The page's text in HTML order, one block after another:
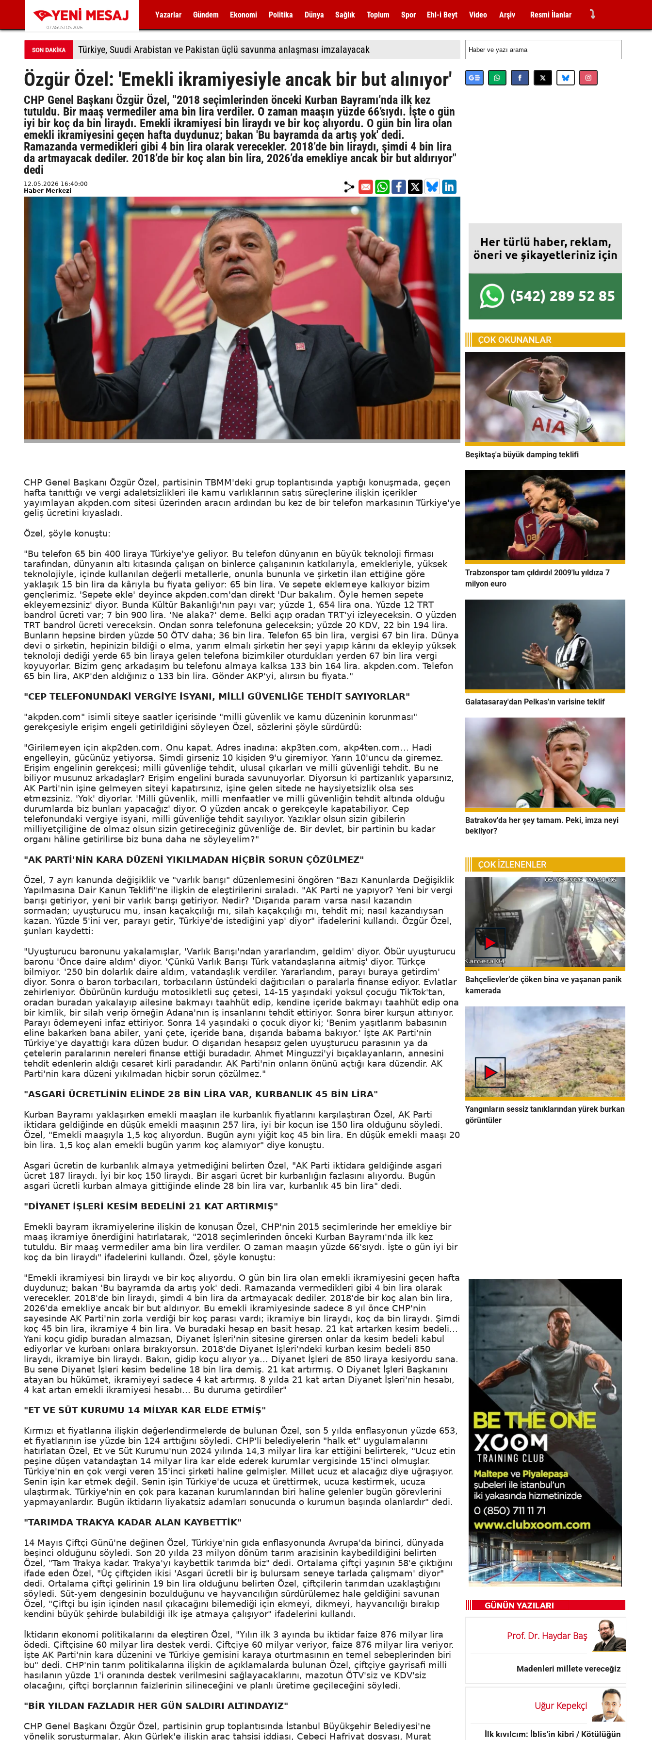
07 AĞUSTOS 2026
Yazarlar Gündem Ekonomi Politika Dünya Sağlık Toplum Spor Ehl-i Beyt Video Arşiv Resmi İlanlar ⤵
Türkiye, Suudi Arabistan ve Pakistan üçlü savunma anlaşması imzalayacak
Özgür Özel: 'Emekli ikramiyesiyle ancak bir but alınıyor'
CHP Genel Başkanı Özgür Özel, "2018 seçimlerinden önceki Kurban Bayramı’nda ilk kez
tutuldu. Bir maaş vermediler ama bin lira verdiler. O zaman maaşın yüzde 66’sıydı. İşte o gün
iyi bir koç da bin liraydı. Emekli ikramiyesi bin liraydı ve bir koç alıyordu. O gün bin lira olan
emekli ikramiyesini geçen hafta duydunuz; bakan 'Bu bayramda da artış yok' dedi.
Ramazanda vermedikleri gibi 4 bin lira olarak verecekler. 2018’de bin liraydı, şimdi 4 bin lira
da artmayacak dediler. 2018’de bir koç alan bin lira, 2026’da emekliye ancak bir but aldırıyor"
dedi
12.05.2026 16:40:00
Haber Merkezi
CHP Genel Başkanı Özgür Özel, partisinin TBMM'deki grup toplantısında yaptığı konuşmada, geçen
hafta tanıttığı ve vergi adaletsizlikleri ile kamu varlıklarının satış süreçlerine ilişkin içerikler
yayımlayan akpden.com sitesi üzerinden aracın ardından bu kez de bir telefon markasının Türkiye'ye
geliş ücretini kıyasladı.
Özel, şöyle konuştu:
"Bu telefon 65 bin 400 liraya Türkiye'ye geliyor. Bu telefon dünyanın en büyük teknoloji firması
tarafından, dünyanın altı kıtasında çalışan on binlerce çalışanının katkılarıyla, emekleriyle, yüksek
teknolojiyle, içinde kullanılan değerli metallerle, onunla bununla ve şirketin ilan ettiğine göre
yaklaşık 15 bin lira da kârıyla bu fiyata geliyor: 65 bin lira. Ve sepete eklemeye kalkıyor bizim
gençlerimiz. 'Sepete ekle' deyince akpden.com'dan direkt 'Dur bakalım. Öyle hemen sepete
ekleyemezsiniz' diyor. Bunda Kültür Bakanlığı'nın payı var; yüzde 1, 654 lira ona. Yüzde 12 TRT
bandrol ücreti var; 7 bin 900 lira. 'Ne alaka?' deme. Belki açıp oradan TRT'yi izleyeceksin. O yüzden
TRT bandrol ücreti vereceksin. Ondan sonra telefonuna geleceksin; yüzde 20 KDV, 22 bin 194 lira.
Bunların hepsine birden yüzde 50 ÖTV daha; 36 bin lira. Telefon 65 bin lira, vergisi 67 bin lira. Dünya
devi o şirketin, hepinizin bildiği o elma, yarım elmalı şirketin her şeyi yapıp kârını da ekleyip yüksek
teknoloji dediği yerde 65 bin liraya gelen telefona bizimkiler oturdukları yerden 67 bin lira vergi
koyuyorlar. Bizim genç arkadaşım bu telefonu almaya kalksa 133 bin 164 lira. akpden.com. Telefon
65 bin lira, AKP'den aldığınız o 133 bin lira. Gönder AKP'yi, alırsın bu fiyata."
"CEP TELEFONUNDAKİ VERGİYE İSYANI, MİLLİ GÜVENLİĞE TEHDİT SAYIYORLAR"
"akpden.com" isimli siteye saatler içerisinde "milli güvenlik ve kamu düzeninin korunması"
gerekçesiyle erişim engeli getirildiğini söyleyen Özel, sözlerini şöyle sürdürdü:
"Girilemeyen için akp2den.com. Onu kapat. Adres inadına: akp3ten.com, akp4ten.com... Hadi
engelleyin, gücünüz yetiyorsa. Şimdi girseniz 10 kişiden 9'u giremiyor. Yarın 10'uncu da giremez.
Erişim engelinin gerekçesi; milli güvenliğe tehdit, ulusal çıkarları ve milli güvenliği tehdit. Bu ne
biliyor musunuz arkadaşlar? Erişim engelini burada savunuyorlar. Diyorsun ki partizanlık yaparsınız,
AK Parti'nin işine gelmeyen siteyi kapatırsınız, işine gelen sitede ne haysiyetsizlik olsa ses
etmezsiniz. 'Yok' diyorlar. 'Milli güvenlik, milli menfaatler ve milli güvenliğin tehdit altında olduğu
durumlarda biz bunları yapacağız' diyor. O yüzden ancak o gerekçeyle kapatabiliyor. Cep
telefonundaki vergiye isyani, milli güvenliğe tehdit sayılıyor. Yazıklar olsun sizin gibilerin
milliyetçiliğine de olmaz olsun sizin getireceğiniz güvenliğe de. Bir devlet, bir partinin bu kadar
organı hâline getirilirse biz buna daha ne söyleyelim?"
"AK PARTİ'NİN KARA DÜZENİ YIKILMADAN HİÇBİR SORUN ÇÖZÜLMEZ"
Özel, 7 ayrı kanunda değişiklik ve "varlık barışı" düzenlemesini öngören "Bazı Kanunlarda Değişiklik
Yapılmasına Dair Kanun Teklifi"ne ilişkin de eleştirilerini sıraladı. "AK Parti ne yapıyor? Yeni bir vergi
barışı getiriyor, yeni bir varlık barışı getiriyor. Nedir? 'Dışarıda param varsa nasıl kazandın
sormadan; uyuşturucu mu, insan kaçakçılığı mı, silah kaçakçılığı mı, tehdit mi; nasıl kazandıysan
kazan. Yüzde 5'ini ver, parayı getir, Türkiye'de istediğini yap' diyor" ifadelerini kullandı. Özgür Özel,
şunları kaydetti:
"Uyuşturucu baronunu yakalamışlar, 'Varlık Barışı'ndan yararlandım, geldim' diyor. Öbür uyuşturucu
baronu 'Önce daire aldım' diyor. 'Çünkü Varlık Barışı Türk vatandaşlarına aitmiş' diyor. Türkçe
bilmiyor. '250 bin dolarlık daire aldım, vatandaşlık verdiler. Yararlandım, parayı buraya getirdim'
diyor. Sonra o baron torbacıları, torbacıların üstündeki dağıtıcıları o paralarla finanse ediyor. Evlatlar
zehirleniyor. Öbürünün kurduğu motosikletli suç çetesi, 14-15 yaşındaki yoksul çocuğu TikTok'tan,
oradan buradan yakalayıp ailesine bakmayı taahhüt edip, kendine içeride bakmayı taahhüt edip ona
bir kimlik, bir silah verip örneğin Adana'nın iş insanlarını tehdit ettiriyor. Sonra birer kurşun attırıyor.
Parayı ödemeyeni infaz ettiriyor. Sonra 14 yaşındaki o çocuk diyor ki; 'Benim yaşıtlarım babasının
eline bakarken bana abiler, yani çete, içeride bana, dışarıda babama bakıyor.' İşte AK Parti'nin
Türkiye'ye dayattığı kara düzen budur. O dışarıdan hesapsız gelen uyuşturucu parasının ya da
çetelerin paralarının nereleri finanse ettiği buradadır. Ahmet Minguzzi'yi bıçaklayanların, annesini
tehdit edenlerin aldığı cesaret kirli paradandır. AK Parti'nin onların önünü açtığı kara düzendir. AK
Parti'nin kara düzeni yıkılmadan hiçbir sorun çözülmez."
"ASGARİ ÜCRETLİNİN ELİNDE 28 BİN LİRA VAR, KURBANLIK 45 BİN LİRA"
Kurban Bayramı yaklaşırken emekli maaşları ile kurbanlık fiyatlarını karşılaştıran Özel, AK Parti
iktidara geldiğinde en düşük emekli maaşının 257 lira, iyi bir koçun ise 150 lira olduğunu söyledi.
Özel, "Emekli maaşıyla 1,5 koç alıyordun. Bugün aynı yiğit koç 45 bin lira. En düşük emekli maaşı 20
bin lira. 1,5 koç alan emekli bugün yarım koç alamıyor" diye konuştu.
Asgari ücretin de kurbanlık almaya yetmediğini belirten Özel, "AK Parti iktidara geldiğinde asgari
ücret 187 liraydı. İyi bir koç 150 liraydı. Bir asgari ücret bir kurbanlığın fazlasını alıyordu. Bugün
asgari ücretli kurban almaya gittiğinde elinde 28 bin lira var, kurbanlık 45 bin lira" dedi.
"DİYANET İŞLERİ KESİM BEDELİNİ 21 KAT ARTIRMIŞ"
Emekli bayram ikramiyelerine ilişkin de konuşan Özel, CHP'nin 2015 seçimlerinde her emekliye bir
maaş ikramiye önerdiğini hatırlatarak, "2018 seçimlerinden önceki Kurban Bayramı'nda ilk kez
tutuldu. Bir maaş vermediler ama bin lira verdiler. O zaman maaşın yüzde 66'sıydı. İşte o gün iyi bir
koç da bin liraydı" ifadelerini kullandı. Özel, şöyle konuştu:
"Emekli ikramiyesi bin liraydı ve bir koç alıyordu. O gün bin lira olan emekli ikramiyesini geçen hafta
duydunuz; bakan 'Bu bayramda da artış yok' dedi. Ramazanda vermedikleri gibi 4 bin lira olarak
verecekler. 2018'de bin liraydı, şimdi 4 bin lira da artmayacak dediler. 2018'de bir koç alan bin lira,
2026'da emekliye ancak bir but aldırıyor. Bu emekli ikramiyesinde sadece 8 yıl önce CHP'nin
sayesinde AK Parti'nin zorla verdiği bir koç parası vardı; ikramiye bin liraydı, koç da bin liraydı. Şimdi
koç 45 bin lira, ikramiye 4 bin lira. Ve buradaki hesap en basit hesap. 21 kat artarken kesim bedeli...
Yani koçu gidip buradan almazsan, Diyanet İşleri'nin sitesine girersen onlar da kesim bedeli kabul
ediyorlar ve kurbanı onlara bırakıyorsun. 2018'de Diyanet İşleri'ndeki kurban kesim bedeli 850
liraydı, ikramiye bin liraydı. Bakın, gidip koçu alıyor ya... Diyanet İşleri de 850 liraya kesiyordu sana.
Bu sene Diyanet İşleri kesim bedeline 18 bin lira demiş. 21 kat artırmış. O Diyanet İşleri Başkanını
atayan bu hükümet, ikramiyeyi sadece 4 kat artırmış. 8 yılda 21 kat artan Diyanet İşleri'nin hesabı,
4 kat artan emekli ikramiyesi hesabı... Bu duruma getirdiler"
"ET VE SÜT KURUMU 14 MİLYAR KAR ELDE ETMİŞ"
Kırmızı et fiyatlarına ilişkin değerlendirmelerde de bulunan Özel, son 5 yılda enflasyonun yüzde 653,
et fiyatlarının ise yüzde bin 124 arttığını söyledi. CHP'li belediyelerin "halk et" uygulamalarını
hatırlatan Özel, Et ve Süt Kurumu'nun 2024 yılında 14,3 milyar lira kar ettiğini belirterek, "Ucuz etin
peşine düşen vatandaştan 14 milyar lira kar elde ederek kurumlar vergisinde 15'inci olmuşlar.
Türkiye'nin en çok vergi veren 15'inci şirketi haline gelmişler. Millet ucuz et alacağız diye uğraşıyor.
Senin işin kar etmek değil. Senin işin Türkiye'de ucuza et ürettirmek, ucuza kestirmek, ucuza
ulaştırmak. Türkiye'nin en çok para kazanan kurumlarından biri haline gelenler bugün görevlerini
yapmayanlardır. Bugün iktidarın liyakatsiz adamları sonucunda o kurumun başında olanlardır" dedi.
"TARIMDA TRAKYA KADAR ALAN KAYBETTİK"
14 Mayıs Çiftçi Günü'ne değinen Özel, Türkiye'nin gıda enflasyonunda Avrupa'da birinci, dünyada
beşinci olduğunu söyledi. Son 20 yılda 23 milyon dönüm tarım arazisinin kaybedildiğini belirten
Özel, "Tam Trakya kadar. Trakya'yı kaybettik tarımda biz" dedi. Ortalama çiftçi yaşının 58'e çıktığını
ifade eden Özel, "Üç çiftçiden ikisi 'Asgari ücretli bir iş bulursam seneye tarlada çalışmam' diyor"
dedi. Ortalama çiftçi gelirinin 19 bin lira olduğunu belirten Özel, çiftçilerin tarımdan uzaklaştığını
söyledi. Süt-yem dengesinin bozulduğunu ve hayvancılığın sürdürülemez hale geldiğini savunan
Özel, "Çiftçi bu işin içinden nasıl çıkacağını bilemediği için ekmeyi, dikmeyi, hayvancılığı bırakıp
kendini büyük şehirde bulabildiği ilk işe atmaya çalışıyor" ifadelerini kullandı.
İktidarın ekonomi politikalarını da eleştiren Özel, "Yılın ilk 3 ayında bu iktidar faize 876 milyar lira
ödedi. Çiftçisine 60 milyar lira destek verdi. Çiftçiye 60 milyar veriyor, faize 876 milyar lira veriyor.
İşte AK Parti'nin kara düzenini ve Türkiye gemisini karaya oturtmasının en temel sebeplerinden biri
bu" dedi. CHP'nin tarım politikalarına ilişkin de açıklamalarda bulunan Özel, çiftçiye gayrisafi milli
hasılanın yüzde 1'i oranında destek verilmesini sağlayacaklarını, mazotun ÖTV'siz ve KDV'siz
olacağını, çiftçi borçlarının faizlerinin silineceğini ve planlı üretime geçileceğini söyledi.
"BİR YILDAN FAZLADIR HER GÜN SALDIRI ALTINDAYIZ"
CHP Genel Başkanı Özgür Özel, partisinin grup toplantısında İstanbul Büyükşehir Belediyesi'ne
yönelik soruşturmalar, Akın Gürlek'e ilişkin araç tahsisi iddiası, Cebeci Hafriyat dosyası, Murat
Beşiktaş'a büyük damping teklifi
Trabzonspor tam çıldırdı! 2009'lu yıldıza 7
milyon euro
Galatasaray'dan Pelkas'ın varisine teklif
Batrakov'da her şey tamam. Peki, imza neyi
bekliyor?
Bahçelievler’de çöken bina ve yaşanan panik
kamerada
Yangınların sessiz tanıklarından yürek burkan
görüntüler
Prof. Dr. Haydar Baş
Madenleri millete vereceğiz
Uğur Kepekçi
İlk kıvılcım: İblis'in kibri / Kötülüğün